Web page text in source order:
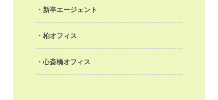
新卒エージェント
柏オフィス
心斎橋オフィス